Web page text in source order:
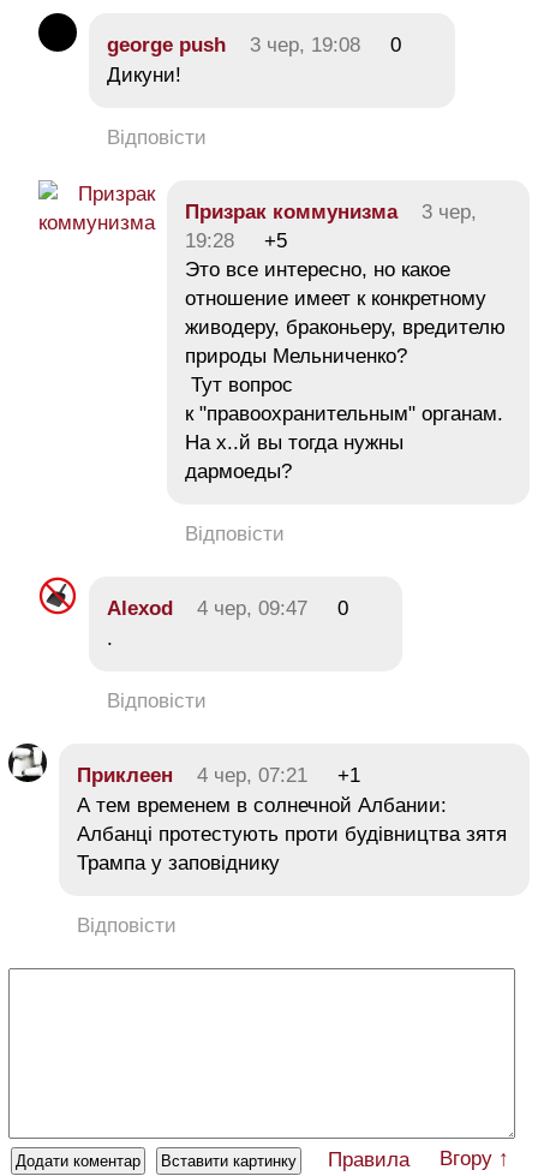
george push 3 чер, 19:08
0
Дикуни!
Відповісти
Призрак коммунизма
3 чер,
19:28
+5
Это все интересно, но какое
отношение имеет к конкретному
живодеру, браконьеру, вредителю
природы Мельниченко?
Тут вопрос
к "правоохранительным" органам.
На х..й вы тогда нужны
дармоеды?
Відповісти
Alexod 4 чер, 09:47
0
.
Відповісти
Приклеен 4 чер, 07:21
+1
А тем временем в солнечной Албании:
Албанці протестують проти будівництва зятя
Трампа у заповіднику
Відповісти
Правила Вгору ↑